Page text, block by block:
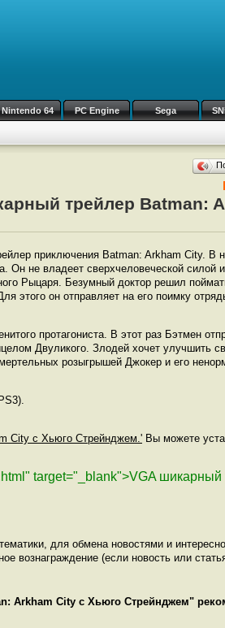
Nintendo 64 PC Engine Sega
трейлер Batman:
приключения Batman: Arkham City. В
Он не владеет сверхчеловеческой силой
Рыцаря. Безумный доктор решил
этого он отправляет на его поимку
протагониста. В этот раз Бэтмен
Двуликого. Злодей хочет улучшить
розыгрышей Джокер и его
City с Хьюго Стрейнджем.' Вы можете
target="_blank">VGA шикарный
для обмена новостями и
вознаграждение (если новость или
Arkham City с Хьюго Стрейнджем"